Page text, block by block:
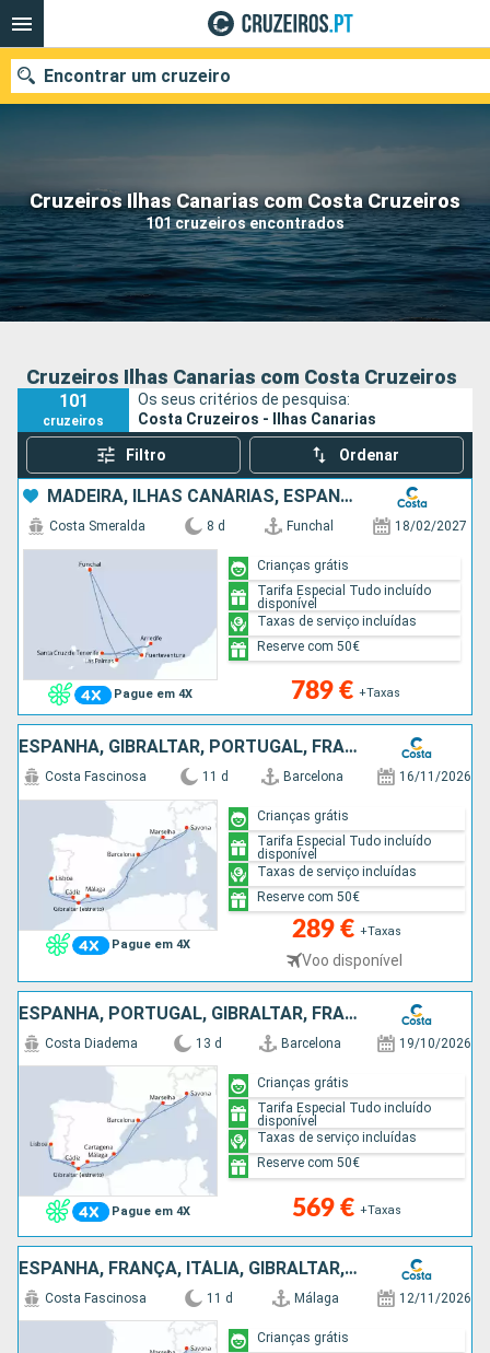
Cruzeiros Ilhas Canarias com Costa Cruzeiros
101 cruzeiros encontrados
Encontrar um cruzeiro
Quando ir?
Data de partida
Portos Companhias
Cruzeiros Ilhas Canarias com Costa Cruzeiros
101
cruzeiros
Os seus critérios de pesquisa:
Costa Cruzeiros - Ilhas Canarias
Filtro Ordenar
MADEIRA, ILHAS CANÁRIAS, ESPANHA
Pague em 4X
Costa Smeralda 8 d Funchal 18/02/2027
789 € +Taxas
Crianças grátis
Tarifa Especial Tudo incluído
disponível
Taxas de serviço incluídas
Reserve com 50€
ESPANHA, GIBRALTAR, PORTUGAL, FRANÇA, ITÁLIA
Pague em 4X
Costa Fascinosa 11 d Barcelona 16/11/2026
289 € +Taxas
Voo disponível
Crianças grátis
Tarifa Especial Tudo incluído
disponível
Taxas de serviço incluídas
Reserve com 50€
ESPANHA, PORTUGAL, GIBRALTAR, FRANÇA, ITÁLIA
Pague em 4X
Costa Diadema 13 d Barcelona 19/10/2026
569 € +Taxas
Crianças grátis
Tarifa Especial Tudo incluído
disponível
Taxas de serviço incluídas
Reserve com 50€
ESPANHA, FRANÇA, ITÁLIA, GIBRALTAR, PORTUGAL
Costa Fascinosa 11 d Málaga 12/11/2026
Crianças grátis